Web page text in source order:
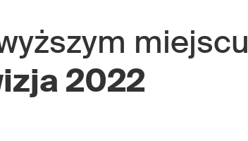
miejscu
2022